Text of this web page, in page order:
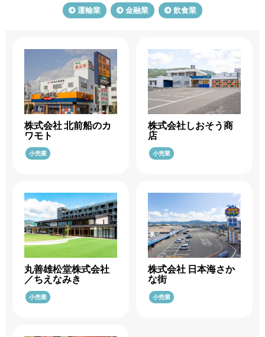
運輸業 金融業 飲食業
株式会社 北前船のカ
ワモト
小売業
株式会社しおそう商
店
小売業
丸善雄松堂株式会社
／ちえなみき
小売業
株式会社 日本海さか
な街
小売業